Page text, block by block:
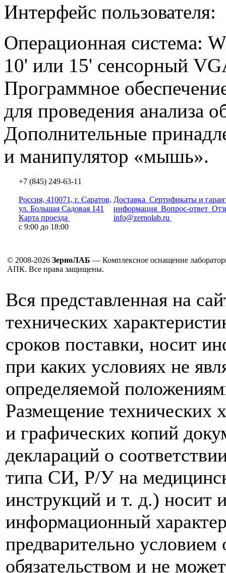
Интерфейс пользователя:
Операционная система:
10' или 15' сенсорный
Программное
для проведения анализа
Дополнительные
и манипулятор «мышь».
+7 (845) 249-63-11
Россия, 410071, г. Саратов,
ул. Большая Садовая 141
Карта проезда
с 9:00 до 18:00
Доставка Сертификаты и
информация Вопрос-ответ
info@zernolab.ru
© 2008-2026 ЗерноЛАБ — Комплексное оснащение
АПК. Все права защищены.
Вся представленная на
технических
сроков поставки, носит
при каких условиях не
определяемой
Размещение технических
и графических копий
деклараций о
типа СИ, Р/У на
инструкций и т. д.) носит
информационный
предварительно условием
обязательством и не